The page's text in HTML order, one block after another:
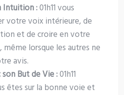
Intuition :01h11 vous
votre voix intérieure, de
et de croire en votre
lorsque les autres ne
avis.
But de Vie :01h11
êtes sur la bonne voie et